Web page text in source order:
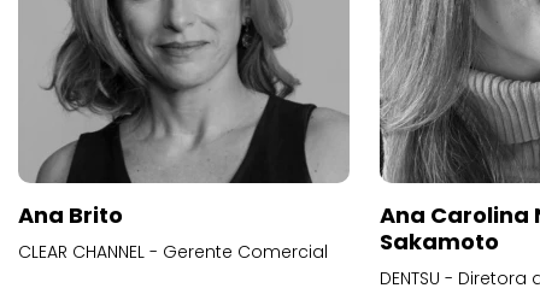
Ana Brito
CLEAR CHANNEL - Gerente Comercial
Ana Carolina
Sakamoto
DENTSU -